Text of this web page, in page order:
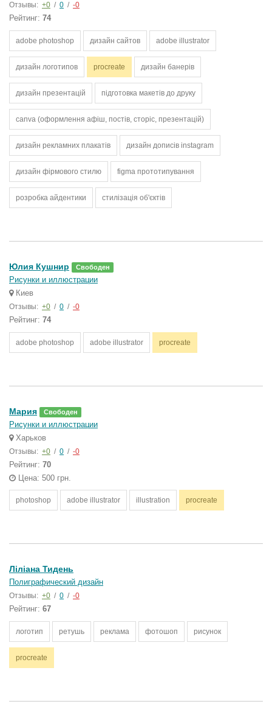
Отзывы: +0 / 0 / -0
Рейтинг: 74
adobe photoshop дизайн сайтов adobe illustrator
дизайн логотипов procreate дизайн банерів
дизайн презентацій підготовка макетів до друку
canva (оформлення афіш, постів, сторіс, презентацій)
дизайн рекламних плакатів дизайн дописів instagram
дизайн фірмового стилю figma прототипування
розробка айдентики стилізація об'єктів
Юлия Кушнир Свободен
Рисунки и иллюстрации
Киев
Отзывы: +0 / 0 / -0
Рейтинг: 74
adobe photoshop adobe illustrator procreate
Мария Свободен
Рисунки и иллюстрации
Харьков
Отзывы: +0 / 0 / -0
Рейтинг: 70
Цена: 500 грн.
photoshop adobe illustrator illustration procreate
Ліліана Тидень
Полиграфический дизайн
Отзывы: +0 / 0 / -0
Рейтинг: 67
логотип ретушь реклама фотошоп рисунок
procreate